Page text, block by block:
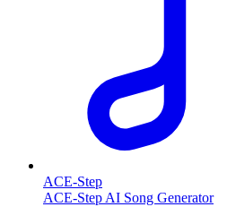
ACE-Step
ACE-Step AI Song Generator